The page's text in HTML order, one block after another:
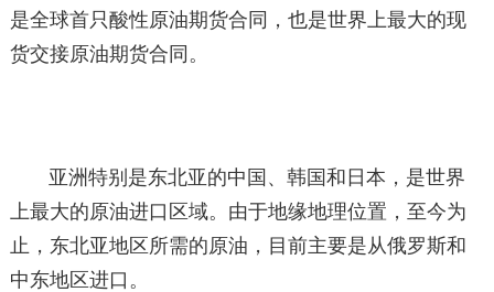
是全球首只酸性原油期货合同，也是世界上最大的现
货交接原油期货合同。
亚洲特别是东北亚的中国、韩国和日本，是世界
上最大的原油进口区域。由于地缘地理位置，至今为
止，东北亚地区所需的原油，目前主要是从俄罗斯和
中东地区进口。